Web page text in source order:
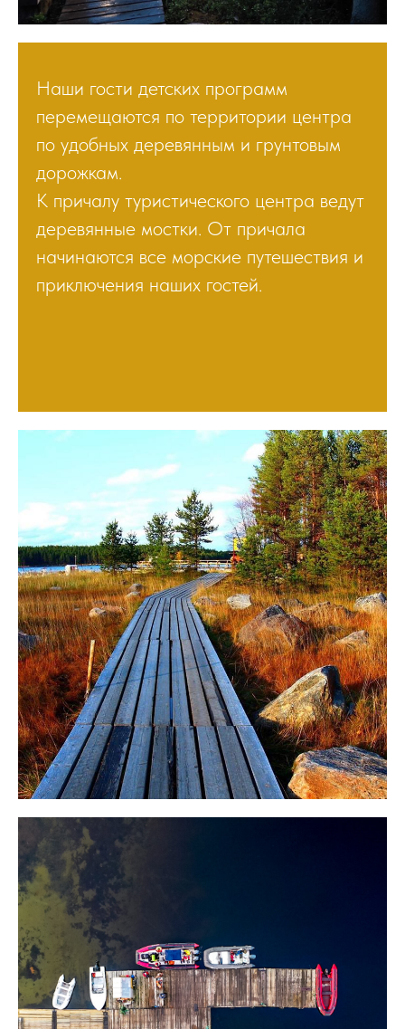
Наши гости детских программ
перемещаются по территории центра
по удобных деревянным и грунтовым
дорожкам.
К причалу туристического центра ведут
деревянные мостки. От причала
начинаются все морские путешествия и
приключения наших гостей.